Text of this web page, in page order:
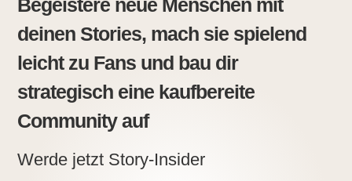
Begeistere neue Menschen mit
deinen Stories, mach sie spielend
leicht zu Fans und bau dir
strategisch eine kaufbereite
Community auf
Werde jetzt Story-Insider